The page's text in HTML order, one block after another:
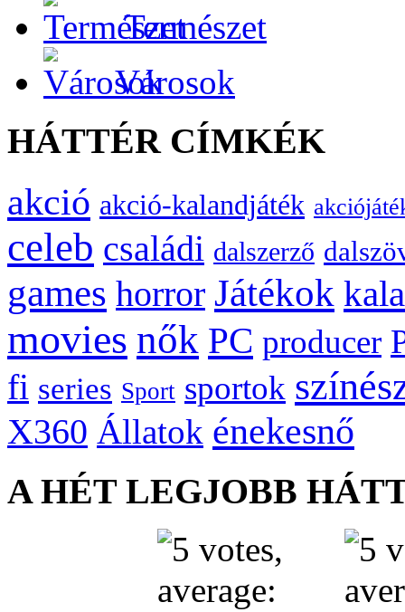
Természet
Városok
HÁTTÉR CÍMKÉK
akció akció-kalandjáték
celeb családi dalszerző
games horror Játékok
movies nők PC producer
fi series Sport sportok
X360 Állatok énekesnő
A HÉT LEGJOBB